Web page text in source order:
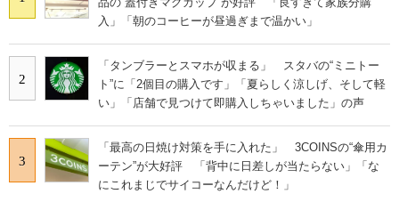
入」「朝のコーヒーが昼過ぎまで温かい」
2
「タンブラーとスマホが収まる」 スタバの“ミニトー
ト”に「2個目の購入です」「夏らしく涼しげ、そして軽
い」「店舗で見つけて即購入しちゃいました」の声
3
「最高の日焼け対策を手に入れた」 3COINSの“傘用カ
ーテン”が大好評 「背中に日差しが当たらない」「な
にこれまじでサイコーなんだけど！」